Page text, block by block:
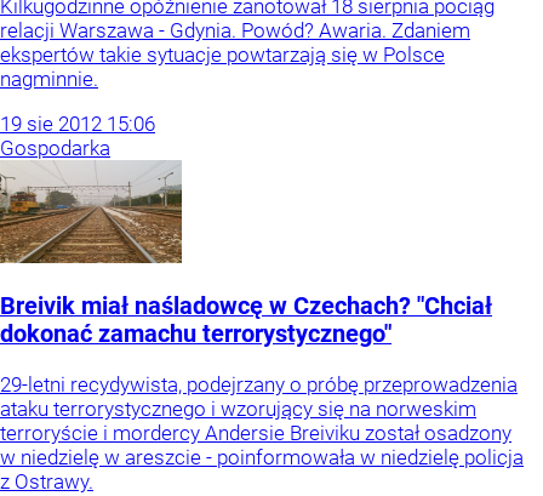
Kilkugodzinne opóźnienie zanotował 18 sierpnia pociąg
relacji Warszawa - Gdynia. Powód? Awaria. Zdaniem
ekspertów takie sytuacje powtarzają się w Polsce
nagminnie.
19 sie 2012 15:06
Gospodarka
Breivik miał naśladowcę w Czechach? "Chciał
dokonać zamachu terrorystycznego"
29-letni recydywista, podejrzany o próbę przeprowadzenia
ataku terrorystycznego i wzorujący się na norweskim
terroryście i mordercy Andersie Breiviku został osadzony
w niedzielę w areszcie - poinformowała w niedzielę policja
z Ostrawy.